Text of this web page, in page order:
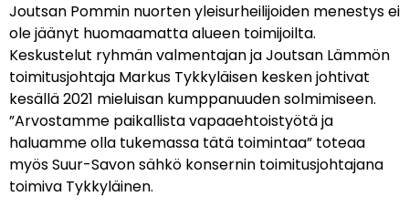
Joutsan Pommin nuorten yleisurheilijoiden menestys ei
ole jäänyt huomaamatta alueen toimijoilta.
Keskustelut ryhmän valmentajan ja Joutsan Lämmön
toimitusjohtaja Markus Tykkyläisen kesken johtivat
kesällä 2021 mieluisan kumppanuuden solmimiseen.
”Arvostamme paikallista vapaaehtoistyötä ja
haluamme olla tukemassa tätä toimintaa” toteaa
myös Suur-Savon sähkö konsernin toimitusjohtajana
toimiva Tykkyläinen.